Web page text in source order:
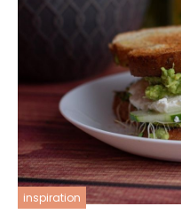
inspiration